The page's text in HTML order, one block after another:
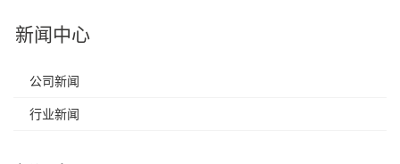
新闻中心
公司新闻
行业新闻